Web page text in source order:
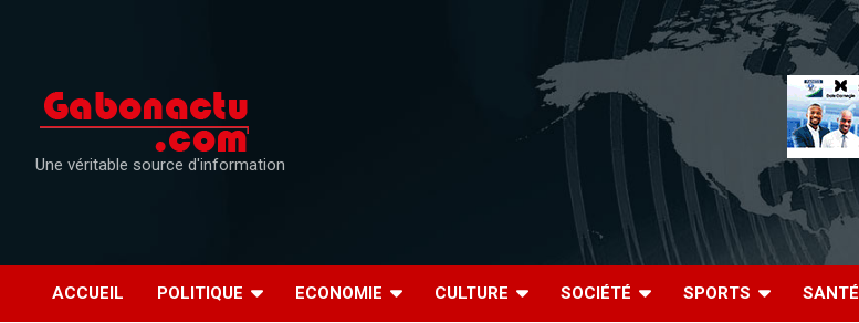
Une véritable source d'information
ACCUEIL POLITIQUE ECONOMIE CULTURE SOCIÉTÉ SPORTS SANTÉ